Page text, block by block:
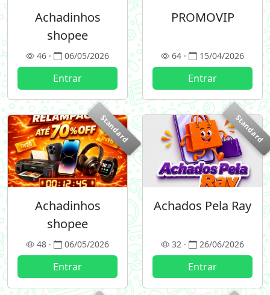
Achadinhos
shopee
46 · 06/05/2026
Entrar
PROMOVIP
64 · 15/04/2026
Entrar
Standard
Achadinhos
shopee
48 · 06/05/2026
Entrar
Standard
Achados Pela Ray
32 · 26/06/2026
Entrar